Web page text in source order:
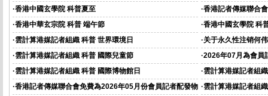
·香港中國玄學院 科普夏至 ·香港記者傳媒聯合
資的通知
·香港中華玄宗院 科普 端午節 ·香港中國玄學院 科
·雲計算港媒記者組織 科普 世界環境日 ·关于永久性注销何
·雲計算港媒記者組織 科普 國際兒童節 ·2026年07月為會員
通知
·雲計算港媒記者組織 科普 國際博物館日 ·雲計算港媒記者組
·香港記者傳媒聯合會免費為2026年05月份會員記者配發物 ·雲計算港媒記者組